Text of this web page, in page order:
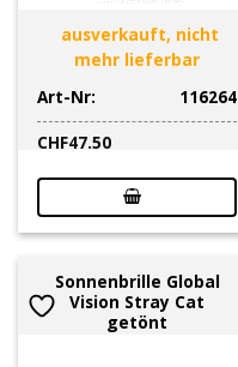
ausverkauft, nicht
mehr lieferbar
Art-Nr:
116264
CHF47.50
Sonnenbrille Global
Vision Stray Cat
getönt